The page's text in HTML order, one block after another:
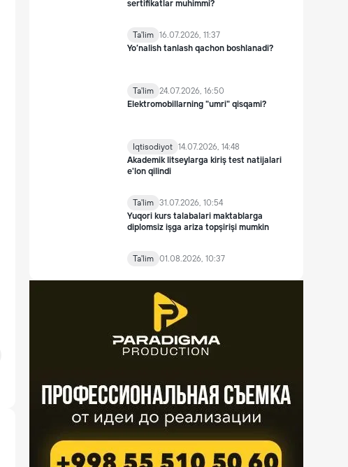
sertifikatlar muhimmi?
Ta'lim 16.07.2026, 11:37
Yo’nalish tanlash qachon boshlanadi?
Ta'lim 24.07.2026, 16:50
Elektromobillarning "umri" qisqami?
Iqtisodiyot 14.07.2026, 14:48
Akademik litseylarga kiriş test natijalari
e'lon qilindi
Ta'lim 31.07.2026, 10:54
Yuqori kurs talabalari maktablarga
diplomsiz işga ariza topşirişi mumkin
Ta'lim 01.08.2026, 10:37